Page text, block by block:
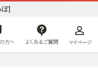
ぽ]
はじめての方へ